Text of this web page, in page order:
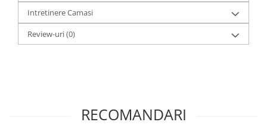
Intretinere Camasi
Review-uri(0)
RECOMANDARI